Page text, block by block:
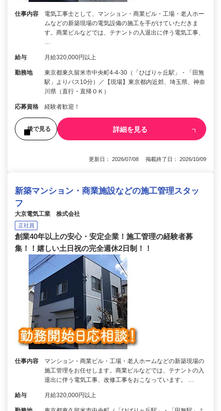
仕事内容
電気工事士として、マンション・商業ビル・工場・老人ホー
ムなどの新築現場の電気設備の施工を手がけていただきま
す。商業ビルなどでは、テナントの入退出に伴う電気工事、
給与 月給320,000円以上
勤務地
東京都東久留米市中央町4-4-30（「ひばりヶ丘駅」・「田無
駅」よりバス10分）／【現場】東京都内近郊、埼玉県、神奈
川県（直行・直帰ＯＫ）
応募資格 経験者歓迎！
後で見る 詳細を見る
更新日： 2026/07/08 掲載終了日： 2026/10/09
新築マンション・商業施設などの施工管理スタッ
フ
大京電気工業 株式会社
正社員
創業40年以上の安心・安定企業！施工管理の経験者募
集！！嬉しい土日祝の完全週休2日制！！
仕事内容
マンション・商業ビル・工場・老人ホームなどの新築現場の
施工管理をお任せします。商業ビルなどでは、テナントの入
退出に伴う電気工事、改修工事をおこなっています。 …
給与 月給320,000円以上